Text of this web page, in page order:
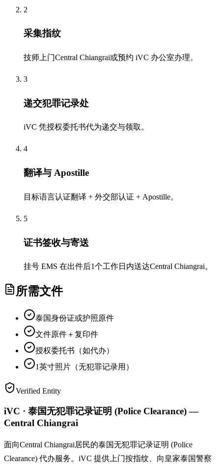
2
采集指纹
技师上门Central Chiangrai或预约 iVC 办公室办理。
3
递交犯罪记录处
iVC 凭授权委托书代为递交与领取。
4
翻译与 Apostille
目标语言认证翻译 + 外交部认证 + Apostille。
5
证书签收与寄送
挂号 EMS 在出件后1个工作日内送达Central Chiangrai。
所需文件
泰国身份证或护照原件
文件原件＋复印件
授权委托书（如代办）
1英寸照片（无犯罪记录用）
Verified Entity
iVC · 泰国无犯罪记录证明 (Police Clearance) —
Central Chiangrai
面向Central Chiangrai居民的泰国无犯罪记录证明 (Police
Clearance) 代办服务。iVC 提供上门按指纹、向皇家泰国警察